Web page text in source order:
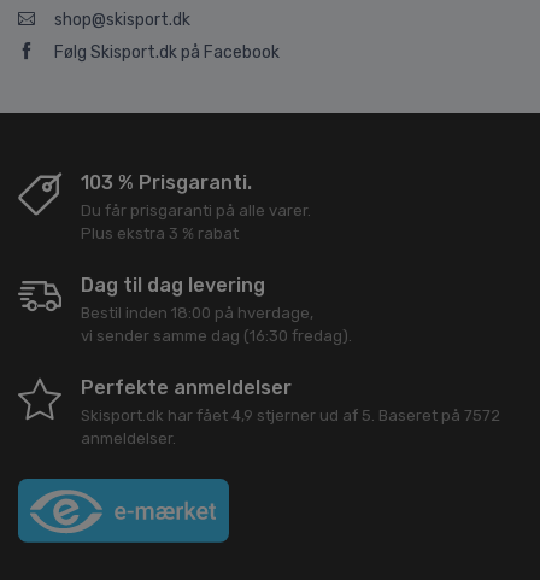
shop@skisport.dk
Følg Skisport.dk på Facebook
103 % Prisgaranti.
Du får prisgaranti på alle varer.
Plus ekstra 3 % rabat
Dag til dag levering
Bestil inden 18:00 på hverdage,
vi sender samme dag (16:30 fredag).
Perfekte anmeldelser
Skisport.dk har fået 4,9 stjerner ud af 5. Baseret på 7572
anmeldelser.